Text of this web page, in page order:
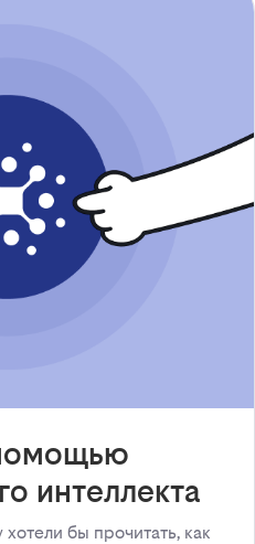
интеллекта
бы прочитать, как